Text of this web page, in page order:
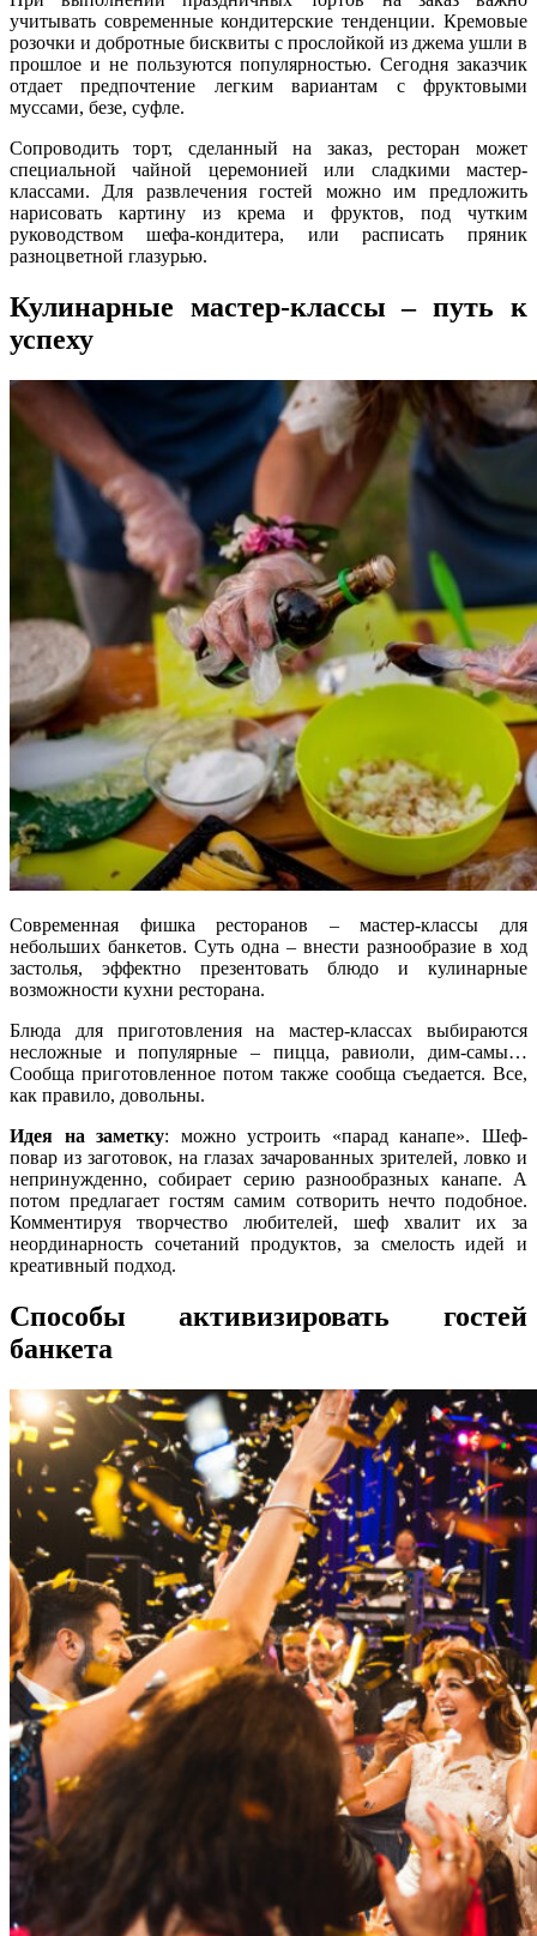
учитывать современные кондитерские тенденции. Кремовые
розочки и добротные бисквиты с прослойкой из джема ушли в
прошлое и не пользуются популярностью. Сегодня заказчик
отдает предпочтение легким вариантам с фруктовыми
муссами, безе, суфле.
Сопроводить торт, сделанный на заказ, ресторан может
специальной чайной церемонией или сладкими мастер-
классами. Для развлечения гостей можно им предложить
нарисовать картину из крема и фруктов, под чутким
руководством шефа-кондитера, или расписать пряник
разноцветной глазурью.
Кулинарные мастер-классы – путь к
успеху
Современная фишка ресторанов – мастер-классы для
небольших банкетов. Суть одна – внести разнообразие в ход
застолья, эффектно презентовать блюдо и кулинарные
возможности кухни ресторана.
Блюда для приготовления на мастер-классах выбираются
несложные и популярные – пицца, равиоли, дим-самы…
Сообща приготовленное потом также сообща съедается. Все,
как правило, довольны.
Идея на заметку: можно устроить «парад канапе». Шеф-
повар из заготовок, на глазах зачарованных зрителей, ловко и
непринужденно, собирает серию разнообразных канапе. А
потом предлагает гостям самим сотворить нечто подобное.
Комментируя творчество любителей, шеф хвалит их за
неординарность сочетаний продуктов, за смелость идей и
креативный подход.
Способы активизировать гостей
банкета